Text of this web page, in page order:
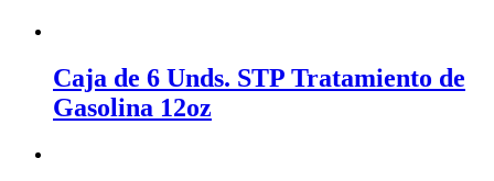
Caja de 6 Unds. STP Tratamiento de
Gasolina 12oz